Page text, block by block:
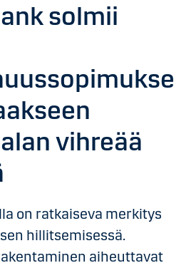
solmii
vihreää
on ratkaiseva merkitys
hillitsemisessä.
aiheuttavat